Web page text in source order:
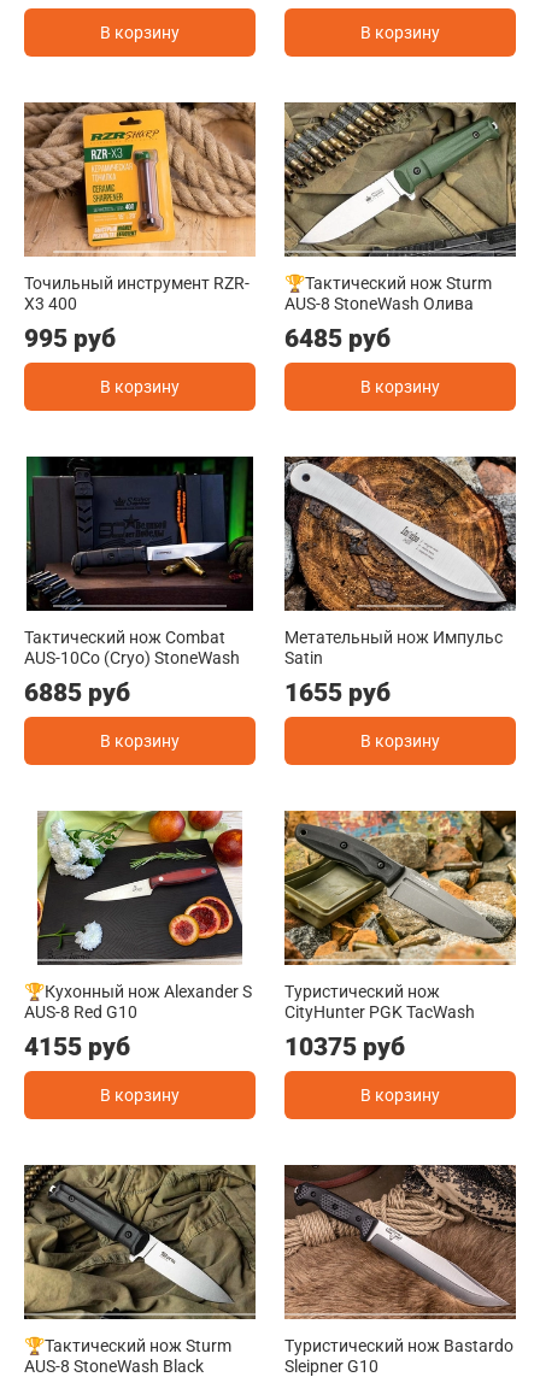
В корзину В корзину
Точильный инструмент RZR-
X3 400
995 руб
В корзину
🏆Тактический нож Sturm
AUS-8 StoneWash Олива
6485 руб
В корзину
Тактический нож Combat
AUS-10Co (Cryo) StoneWash
6885 руб
В корзину
Метательный нож Импульс
Satin
1655 руб
В корзину
🏆Кухонный нож Alexander S
AUS-8 Red G10
4155 руб
В корзину
Туристический нож
CityHunter PGK TacWash
10375 руб
В корзину
🏆Тактический нож Sturm
AUS-8 StoneWash Black
Туристический нож Bastardo
Sleipner G10